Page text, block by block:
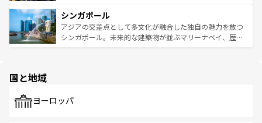
参照してほしい。
激する。気候は一年中温暖で、どの季節にも異なる楽しみ
が待っている。親しみやすいタイの人々、仏教を中心とし
た文化、そして多様な観光資源が、訪れる旅人を魅了し続
み、どこを訪れても感動するはず。観光スポットが密集し
ており、効率よく見どころを回れるのも魅力。息をのむよ
うな絶景から文化的な体験まで、香港を存分に楽しみ尽く
シンガポール
アジアの交差点として多文化が融合した独自の魅力を放つ
シンガポール。未来的な建築物が並ぶマリーナベイ、歴史
で、ホーカーズは地元の風情を楽しめる外せないスポット
国と地域
ヨーロッパ